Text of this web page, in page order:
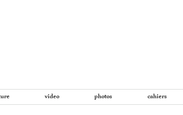
video photos cahiers